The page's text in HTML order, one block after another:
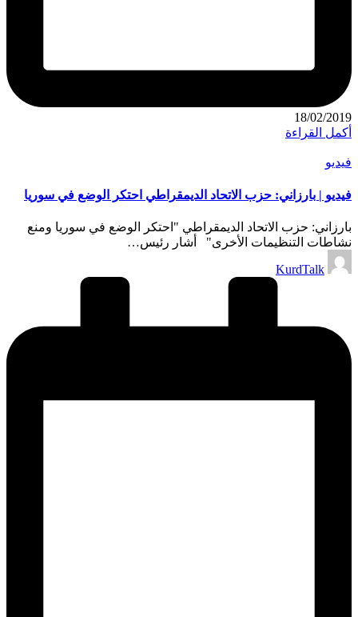
18/02/2019
أكمل القراءة
نُشر
فيديو
فيديو | بارزاني: حزب الاتحاد الديمقراطي احتكر الوضع في سوريا
بارزاني: حزب الاتحاد الديمقراطي "احتكر الوضع في سوريا ومنع
نشاطات التنظيمات الأخرى" أشار رئيس…
تمّ
النشرKurdTalk